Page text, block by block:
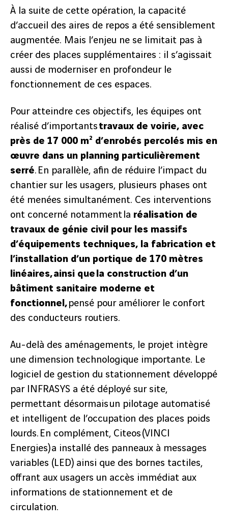
À la suite de cette opération, la capacité
d’accueil des aires de repos a été sensiblement
augmentée. Mais l’enjeu ne se limitait pas à
créer des places supplémentaires : il s’agissait
aussi de moderniser en profondeur le
fonctionnement de ces espaces.
Pour atteindre ces objectifs, les équipes ont
réalisé d’importantstravaux de voirie, avec
près de 17 000 m² d’enrobés percolés mis en
œuvre dans un planning particulièrement
serré. En parallèle, afin de réduire l’impact du
chantier sur les usagers, plusieurs phases ont
été menées simultanément. Ces interventions
ont concerné notamment la réalisation de
travaux de génie civil pour les massifs
d’équipements techniques, la fabrication et
l’installation d’un portique de 170 mètres
linéaires, ainsi que la construction d’un
bâtiment sanitaire moderne et
fonctionnel,pensé pour améliorer le confort
des conducteurs routiers.
Au-delà des aménagements, le projet intègre
une dimension technologique importante. Le
logiciel de gestion du stationnement développé
par INFRASYS a été déployé sur site,
permettant désormais un pilotage automatisé
et intelligent de l’occupation des places poids
lourds. En complément, Citeos (VINCI
Energies) a installé des panneaux à messages
variables (LED) ainsi que des bornes tactiles,
offrant aux usagers un accès immédiat aux
informations de stationnement et de
circulation.